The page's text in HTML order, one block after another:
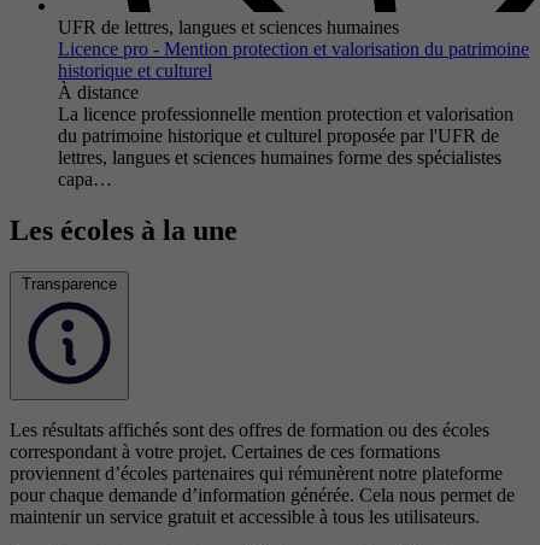
UFR de lettres, langues et sciences humaines
Licence pro - Mention protection et valorisation du patrimoine
historique et culturel
À distance
La licence professionnelle mention protection et valorisation
du patrimoine historique et culturel proposée par l'UFR de
lettres, langues et sciences humaines forme des spécialistes
capa…
Les écoles à la une
Transparence
Les résultats affichés sont des offres de formation ou des écoles
correspondant à votre projet. Certaines de ces formations
proviennent d’écoles partenaires qui rémunèrent notre plateforme
pour chaque demande d’information générée. Cela nous permet de
maintenir un service gratuit et accessible à tous les utilisateurs.